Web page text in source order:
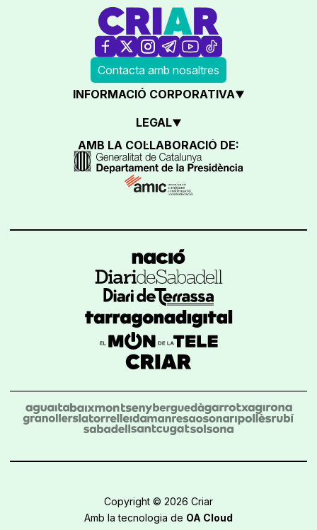
Contacta amb nosaltres
INFORMACIÓ CORPORATIVA
LEGAL
AMB LA COL·LABORACIÓ DE:
Copyright © 2026 Criar
Amb la tecnologia de OA Cloud